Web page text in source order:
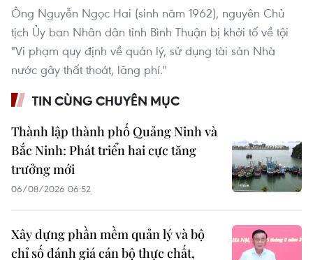
Ông Nguyễn Ngọc Hai (sinh năm 1962), nguyên Chủ
tịch Ủy ban Nhân dân tỉnh Bình Thuận bị khởi tố về tội
"Vi phạm quy định về quản lý, sử dụng tài sản Nhà
nước gây thất thoát, lãng phí."
TIN CÙNG CHUYÊN MỤC
Thành lập thành phố Quảng Ninh và
Bắc Ninh: Phát triển hai cực tăng
trưởng mới
06/08/2026 06:52
Xây dựng phần mềm quản lý và bộ
chỉ số đánh giá cán bộ thực chất,